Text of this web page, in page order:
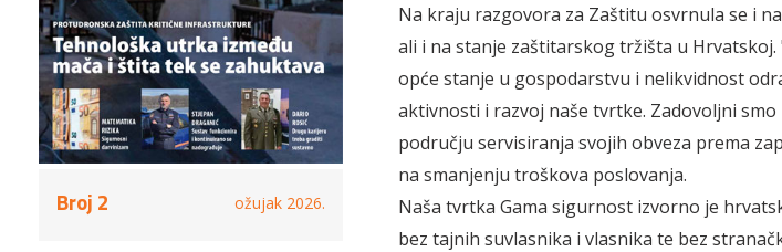
Broj 2 ožujak 2026.
Na kraju razgovora za Zaštitu osvrnula se i
ali i na stanje zaštitarskog tržišta u
opće stanje u gospodarstvu i nelikvidnost
aktivnosti i razvoj naše tvrtke. Zadovoljni
području servisiranja svojih obveza prema
na smanjenju troškova poslovanja.
Naša tvrtka Gama sigurnost izvorno je
bez tajnih suvlasnika i vlasnika te bez